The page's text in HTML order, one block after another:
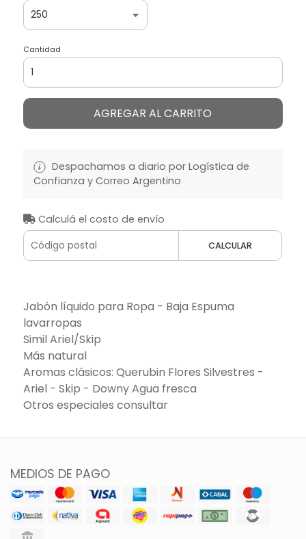
Cantidad
AGREGAR AL CARRITO
Despachamos a diario por Logística de
Confianza y Correo Argentino
Calculá el costo de envío
CALCULAR
Jabón líquido para Ropa - Baja Espuma
lavarropas
Simil Ariel/Skip
Más natural
Aromas clásicos: Querubin Flores Silvestres -
Ariel - Skip - Downy Agua fresca
Otros especiales consultar
MEDIOS DE PAGO